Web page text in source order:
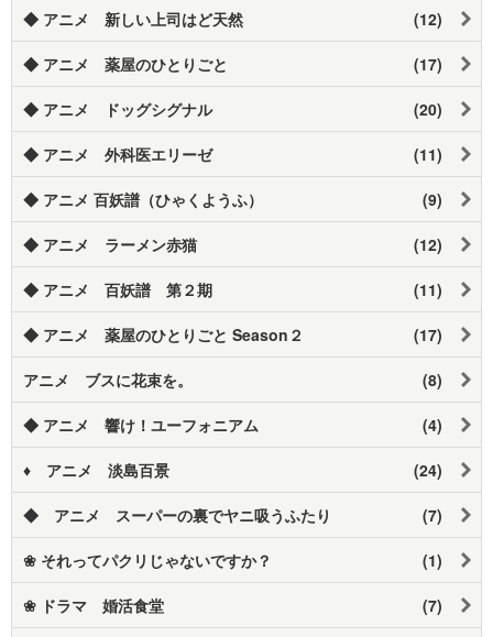
◆ アニメ 新しい上司はど天然 (12)
◆ アニメ 薬屋のひとりごと (17)
◆ アニメ ドッグシグナル (20)
◆ アニメ 外科医エリーゼ (11)
◆ アニメ 百妖譜（ひゃくようふ） (9)
◆ アニメ ラーメン赤猫 (12)
◆ アニメ 百妖譜 第２期 (11)
◆ アニメ 薬屋のひとりごと Season２ (17)
アニメ ブスに花束を。 (8)
◆ アニメ 響け！ユーフォニアム (4)
♦ アニメ 淡島百景 (24)
◆ アニメ スーパーの裏でヤニ吸うふたり (7)
❀ それってパクリじゃないですか？ (1)
❀ ドラマ 婚活食堂 (7)